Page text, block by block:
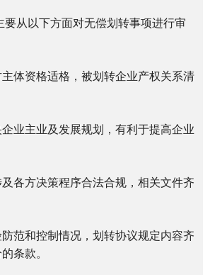
从以下方面对无偿划转事项进行审
资格适格，被划转企业产权关系清
主业及发展规划，有利于提高企业
方决策程序合法合规，相关文件齐
和控制情况，划转协议规定内容齐
条款。